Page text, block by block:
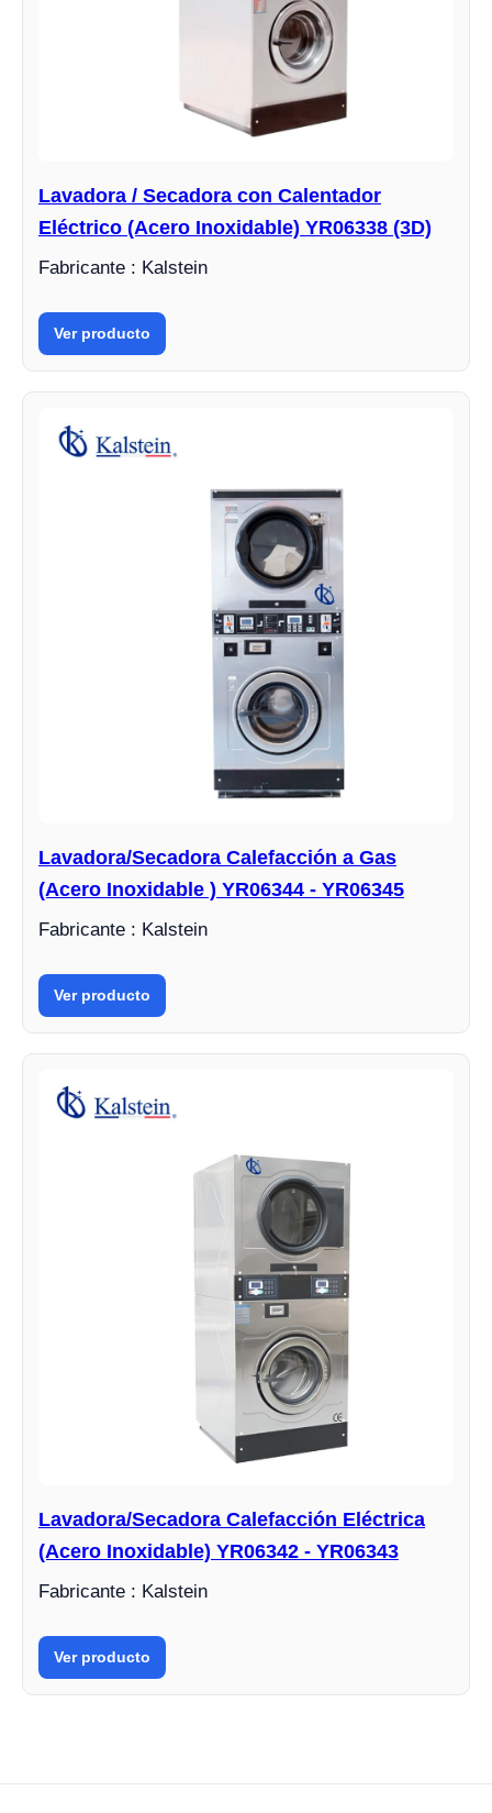
Lavadora / Secadora con Calentador
Eléctrico (Acero Inoxidable) YR06338 (3D)
Fabricante : Kalstein
Ver producto
Lavadora/Secadora Calefacción a Gas
(Acero Inoxidable ) YR06344 - YR06345
Fabricante : Kalstein
Ver producto
Lavadora/Secadora Calefacción Eléctrica
(Acero Inoxidable) YR06342 - YR06343
Fabricante : Kalstein
Ver producto